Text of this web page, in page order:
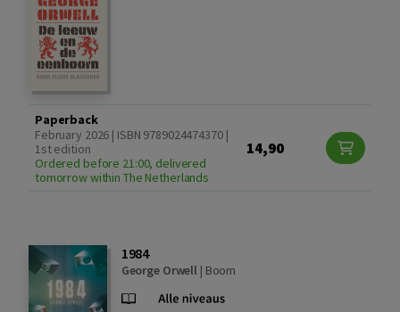
Paperback
February 2026 | ISBN 9789024474370 |
1st edition
Ordered before 21:00, delivered
tomorrow within The Netherlands
14,90
1984
George Orwell | Boom